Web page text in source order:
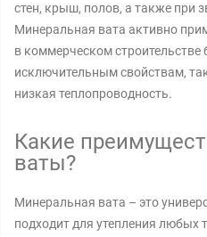
стен, крыш, полов, а также при
Минеральная вата активно
в коммерческом строительстве
исключительным свойствам,
низкая теплопроводность.
Какие
ваты?
Минеральная вата – это
подходит для утепления любых